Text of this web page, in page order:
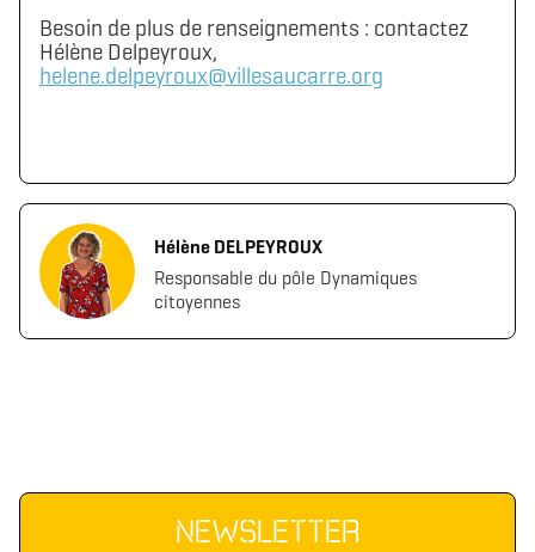
Besoin de plus de renseignements : contactez
Hélène Delpeyroux,
helene.delpeyroux@villesaucarre.org
Hélène DELPEYROUX
Responsable du pôle Dynamiques
citoyennes
NEWSLETTER